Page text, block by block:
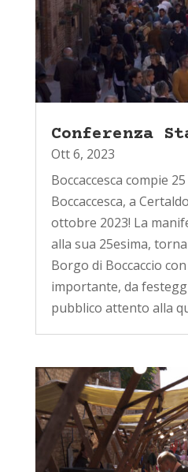
Conferenza
Ott 6, 2023
Boccaccesca compie
Boccaccesca, a
ottobre 2023! La
alla sua 25esima,
Borgo di Boccaccio
importante, da
pubblico attento alla